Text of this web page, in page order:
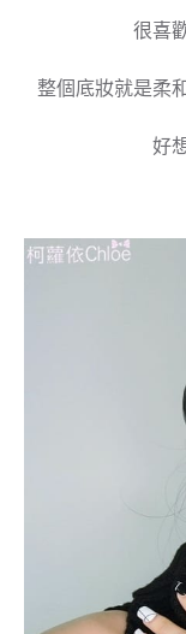
很喜
整個底妝就是柔
好